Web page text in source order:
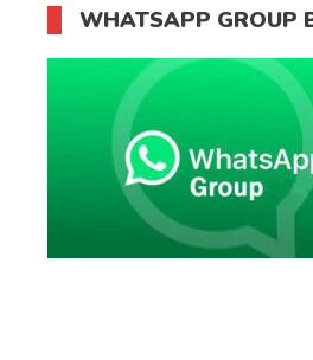
WHATSAPP GROUP